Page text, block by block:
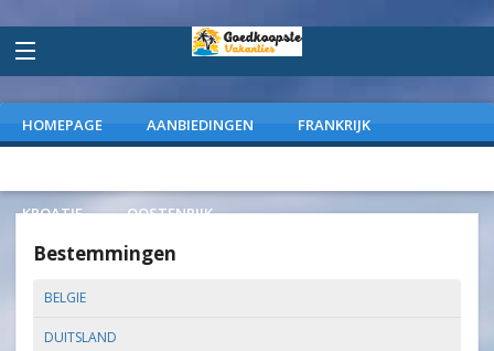
HOMEPAGE AANBIEDINGEN FRANKRIJK
KROATIE OOSTENRIJK
Bestemmingen
BELGIE
DUITSLAND